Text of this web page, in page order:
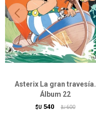
Asterix La gran travesía.
Álbum 22
$U 540 $U 600